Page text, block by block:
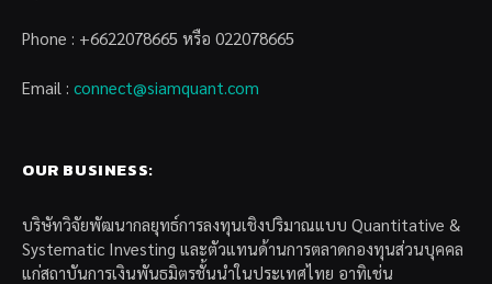
Phone : +6622078665 หรือ 022078665
Email : connect@siamquant.com
OUR BUSINESS:
บริษัทวิจัยพัฒนากลยุทธ์การลงทุนเชิงปริมาณแบบ Quantitative &
Systematic Investing และตัวแทนด้านการตลาดกองทุนส่วนบุคคล
แก่สถาบันการเงินพันธมิตรชั้นนำในประเทศไทย อาทิเช่น